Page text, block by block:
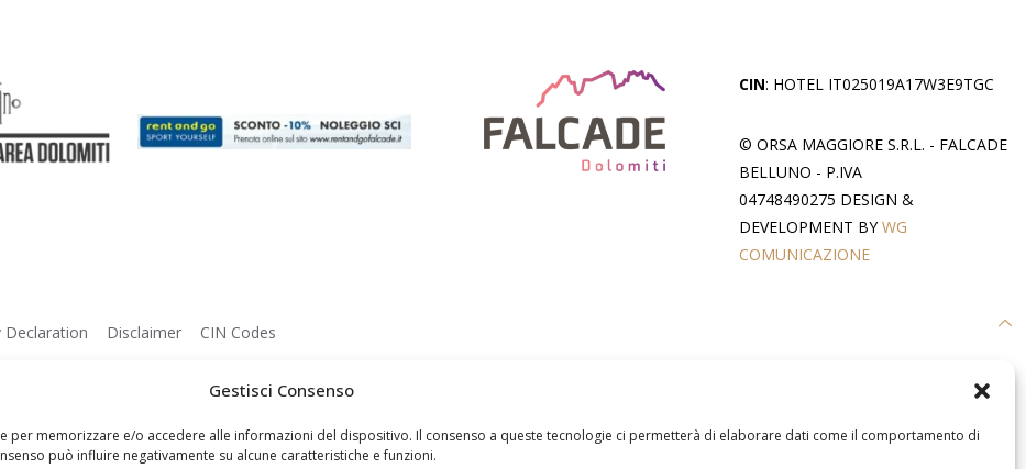
Gestisci Consenso
per memorizzare e/o accedere alle informazioni del dispositivo. Il consenso a queste tecnologie ci permetterà di elaborare dati come il comportamento di
può influire negativamente su alcune caratteristiche e funzioni.
CIN: HOTEL IT025019A17W3E9TGC
© ORSA MAGGIORE S.R.L. - FALCADE
BELLUNO - P.IVA
04748490275 DESIGN &
DEVELOPMENT BYWG
COMUNICAZIONE
Declaration Disclaimer CIN Codes